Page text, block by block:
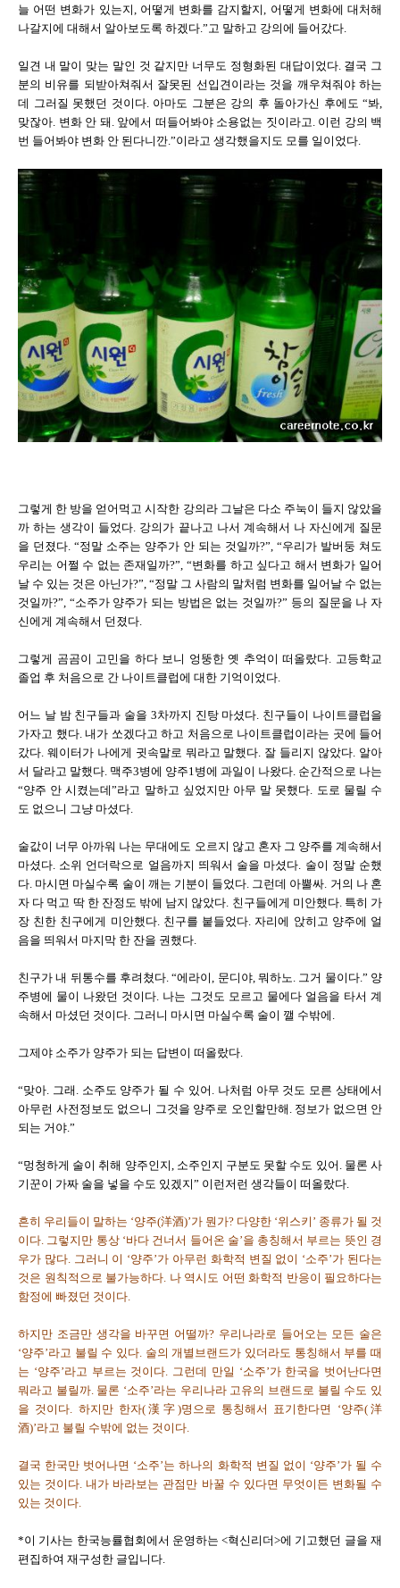
늘 어떤 변화가 있는지, 어떻게 변화를 감지할지, 어떻게 변화에 대처해
나갈지에 대해서 알아보도록 하겠다.”고 말하고 강의에 들어갔다.
일견 내 말이 맞는 말인 것 같지만 너무도 정형화된 대답이었다. 결국 그
분의 비유를 되받아쳐줘서 잘못된 선입견이라는 것을 깨우쳐줘야 하는
데 그러질 못했던 것이다. 아마도 그분은 강의 후 돌아가신 후에도 “봐,
맞잖아. 변화 안 돼. 앞에서 떠들어봐야 소용없는 짓이라고. 이런 강의 백
번 들어봐야 변화 안 된다니깐.”이라고 생각했을지도 모를 일이었다.
그렇게 한 방을 얻어먹고 시작한 강의라 그날은 다소 주눅이 들지 않았을
까 하는 생각이 들었다. 강의가 끝나고 나서 계속해서 나 자신에게 질문
을 던졌다. “정말 소주는 양주가 안 되는 것일까?”, “우리가 발버둥 쳐도
우리는 어쩔 수 없는 존재일까?”, “변화를 하고 싶다고 해서 변화가 일어
날 수 있는 것은 아닌가?”, “정말 그 사람의 말처럼 변화를 일어날 수 없는
것일까?”, “소주가 양주가 되는 방법은 없는 것일까?” 등의 질문을 나 자
신에게 계속해서 던졌다.
그렇게 곰곰이 고민을 하다 보니 엉뚱한 옛 추억이 떠올랐다. 고등학교
졸업 후 처음으로 간 나이트클럽에 대한 기억이었다.
어느 날 밤 친구들과 술을 3차까지 진탕 마셨다. 친구들이 나이트클럽을
가자고 했다. 내가 쏘겠다고 하고 처음으로 나이트클럽이라는 곳에 들어
갔다. 웨이터가 나에게 귓속말로 뭐라고 말했다. 잘 들리지 않았다. 알아
서 달라고 말했다. 맥주3병에 양주1병에 과일이 나왔다. 순간적으로 나는
“양주 안 시켰는데”라고 말하고 싶었지만 아무 말 못했다. 도로 물릴 수
도 없으니 그냥 마셨다.
술값이 너무 아까워 나는 무대에도 오르지 않고 혼자 그 양주를 계속해서
마셨다. 소위 언더락으로 얼음까지 띄워서 술을 마셨다. 술이 정말 순했
다. 마시면 마실수록 술이 깨는 기분이 들었다. 그런데 아뿔싸. 거의 나 혼
자 다 먹고 딱 한 잔정도 밖에 남지 않았다. 친구들에게 미안했다. 특히 가
장 친한 친구에게 미안했다. 친구를 붙들었다. 자리에 앉히고 양주에 얼
음을 띄워서 마지막 한 잔을 권했다.
친구가 내 뒤통수를 후려쳤다. “에라이, 문디야, 뭐하노. 그거 물이다.” 양
주병에 물이 나왔던 것이다. 나는 그것도 모르고 물에다 얼음을 타서 계
속해서 마셨던 것이다. 그러니 마시면 마실수록 술이 깰 수밖에.
그제야 소주가 양주가 되는 답변이 떠올랐다.
“맞아. 그래. 소주도 양주가 될 수 있어. 나처럼 아무 것도 모른 상태에서
아무런 사전정보도 없으니 그것을 양주로 오인할만해. 정보가 없으면 안
되는 거야.”
“멍청하게 술이 취해 양주인지, 소주인지 구분도 못할 수도 있어. 물론 사
기꾼이 가짜 술을 넣을 수도 있겠지” 이런저런 생각들이 떠올랐다.
흔히 우리들이 말하는 ‘양주(洋酒)’가 뭔가? 다양한 ‘위스키’ 종류가 될 것
이다. 그렇지만 통상 ‘바다 건너서 들어온 술’을 총칭해서 부르는 뜻인 경
우가 많다. 그러니 이 ‘양주’가 아무런 화학적 변질 없이 ‘소주’가 된다는
것은 원칙적으로 불가능하다. 나 역시도 어떤 화학적 반응이 필요하다는
함정에 빠졌던 것이다.
하지만 조금만 생각을 바꾸면 어떨까? 우리나라로 들어오는 모든 술은
‘양주’라고 불릴 수 있다. 술의 개별브랜드가 있더라도 통칭해서 부를 때
는 ‘양주’라고 부르는 것이다. 그런데 만일 ‘소주’가 한국을 벗어난다면
뭐라고 불릴까. 물론 ‘소주’라는 우리나라 고유의 브랜드로 불릴 수도 있
을 것이다. 하지만 한자(漢字)명으로 통칭해서 표기한다면 ‘양주(洋
酒)’라고 불릴 수밖에 없는 것이다.
결국 한국만 벗어나면 ‘소주’는 하나의 화학적 변질 없이 ‘양주’가 될 수
있는 것이다. 내가 바라보는 관점만 바꿀 수 있다면 무엇이든 변화될 수
있는 것이다.
*이 기사는 한국능률협회에서 운영하는 <혁신리더>에 기고했던 글을 재
편집하여 재구성한 글입니다.